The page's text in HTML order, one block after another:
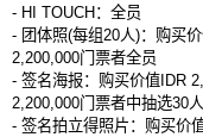
- HI TOUCH ：全员
- 团体照(每组 20人)：购买
2,200,000门票者全员
- 签名海报：购买价值 IDR
2,200,000门票者中抽选30人
- 签名拍立得照片：购买价